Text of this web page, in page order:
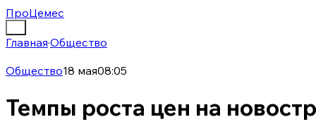
ПроЦемес
Главная·Общество
Общество18 мая08:05
Темпы роста цен на